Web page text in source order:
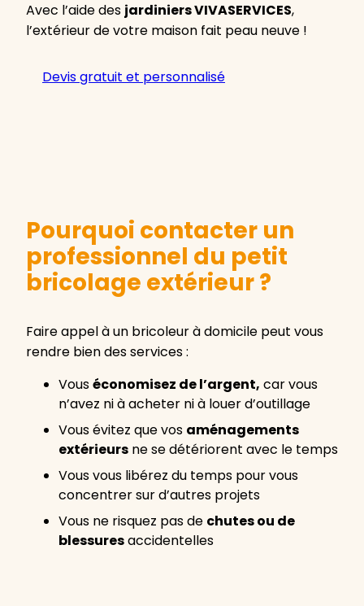
Avec l’aide des jardiniers VIVASERVICES,
l’extérieur de votre maison fait peau neuve !
Devis gratuit et personnalisé
Pourquoi contacter un
professionnel du petit
bricolage extérieur ?
Faire appel à un bricoleur à domicile peut vous
rendre bien des services :
Vouséconomisez de l’argent, car vous
n’avez ni à acheter ni à louer d’outillage
Vous évitez que vos aménagements
extérieurs ne se détériorent avec le temps
Vous vous libérez du temps pour vous
concentrer sur d’autres projets
Vous ne risquez pas de chutes ou de
blessuresaccidentelles